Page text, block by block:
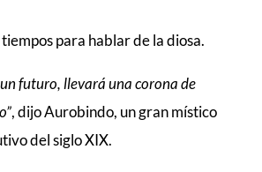
para hablar de la diosa.
un futuro, llevará una corona de
, dijo Aurobindo, un gran místico
del siglo XIX.